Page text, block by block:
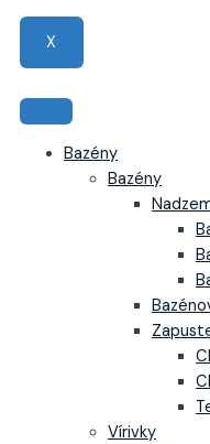
X
Bazény
Bazény
Vírivky